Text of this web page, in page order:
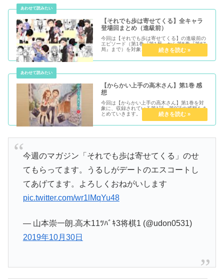
【それでも歩は寄せてくる】全キャラ
登場回まとめ（進級前）
今回は【それでも歩は寄せてくる】の進級前の
エピソード（第1巻『第1局』から第5巻『第67
局』まで）を対象とし、全キャラ毎にその登場
回をまとめていきます。
【からかい上手の高木さん】第1巻 感
想
今回は【からかい上手の高木さん】第1巻を対
象に、収録されている第1話～第9話の感想をま
とめていきます。
今週のマガジン「それでも歩は寄せてくる」のせ
てもらってます。うるしがデートのエスコートし
てあげてます。よろしくおねがいします
pic.twitter.com/wr1lMqYu48
— 山本崇一朗.高木11ﾂﾊﾞｷ3将棋1 (@udon0531)
2019年10月30日